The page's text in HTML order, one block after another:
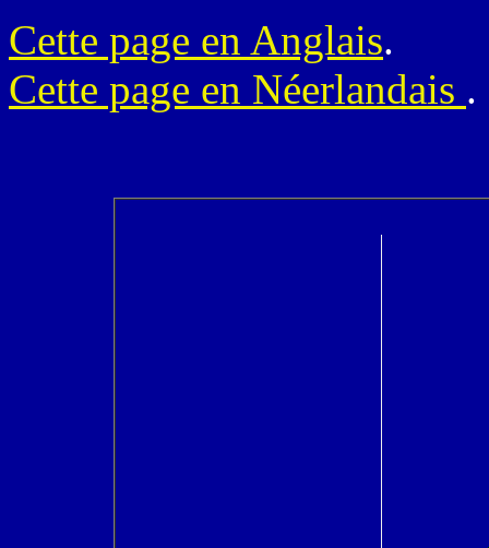
Cette page en Anglais.
Cette page en Néerlandais .